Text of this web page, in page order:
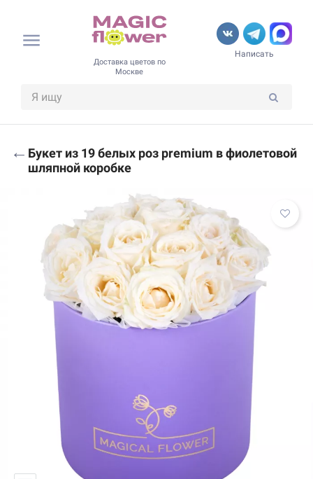
Доставка цветов по
Москве
Написать
← Букет из 19 белых роз premium в фиолетовой
шляпной коробке